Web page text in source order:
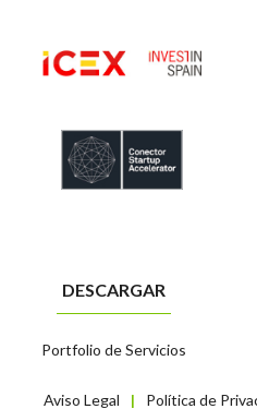
Aviso Legal | Política de
DESCARGAR
Portfolio de Servicios